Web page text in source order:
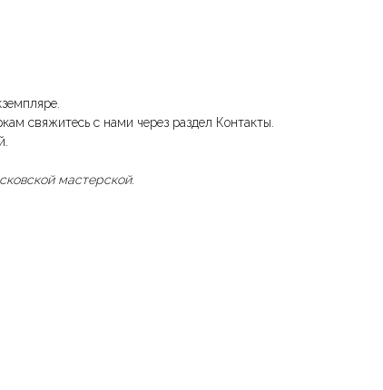
свяжитесь с нами через раздел Контакты.
мастерской.